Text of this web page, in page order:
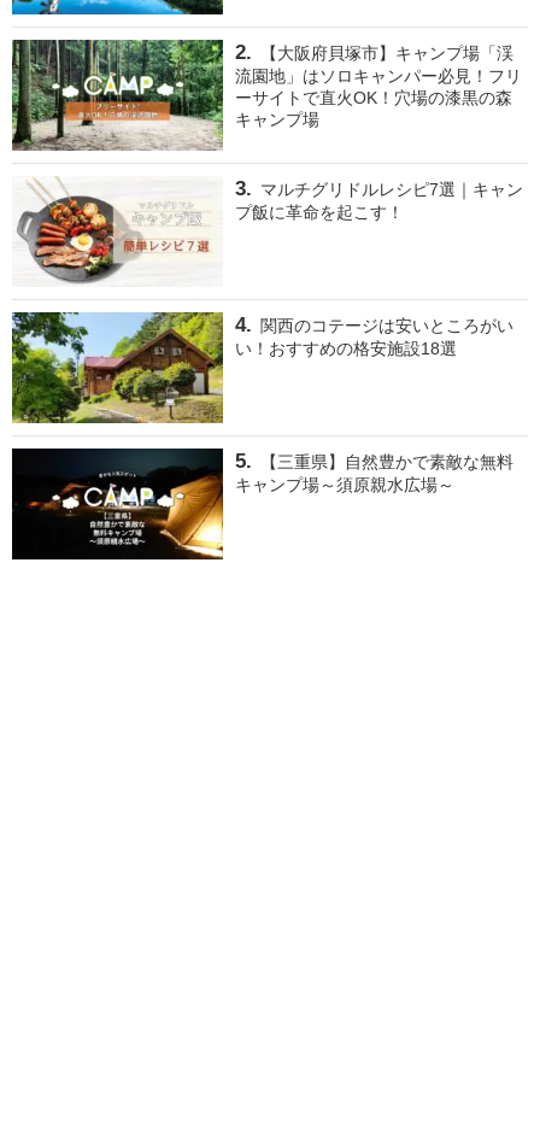
【大阪府貝塚市】キャンプ場「渓
流園地」はソロキャンパー必見！フリ
ーサイトで直火OK！穴場の漆黒の森
キャンプ場
マルチグリドルレシピ7選｜キャン
プ飯に革命を起こす！
関西のコテージは安いところがい
い！おすすめの格安施設18選
【三重県】自然豊かで素敵な無料
キャンプ場～須原親水広場～